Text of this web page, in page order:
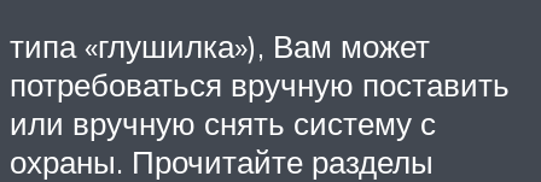
типа «глушилка»), Вам может
потребоваться вручную поставить
или вручную снять систему с
охраны. Прочитайте разделы